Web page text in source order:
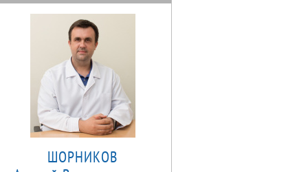
ШОРНИКОВ